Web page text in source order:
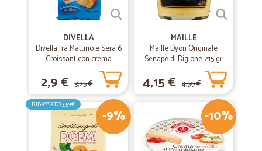
DIVELLA
Divella fra Mattino e Sera 6
Croissant con crema
pasticcera 270 gr.
2,9 € 3,25 €
MAILLE
Maille Dÿon Originale
Senape di Digione 215 gr.
4,15 € 4,59 €
-9%
RIBASSATO3,59€
-10%